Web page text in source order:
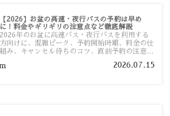
【2026】お盆の高速・夜行バスの予約は早め
に！料金やギリギリの注意点など徹底解説
2026年のお盆に高速バス・夜行バスを利用する
方向けに、混雑ピーク、予約開始時期、料金の仕
組み、キャンセル待ちのコツ、直前予約の注意点
2026.07.15